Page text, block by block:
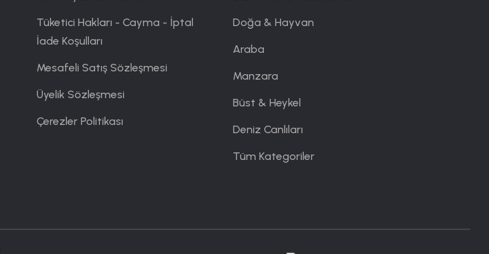
Tüketici Hakları - Cayma - İptal
İade Koşulları
Mesafeli Satış Sözleşmesi
Üyelik Sözleşmesi
Çerezler Politikası
Doğa & Hayvan
Araba
Manzara
Büst & Heykel
Deniz Canlıları
Tüm Kategoriler